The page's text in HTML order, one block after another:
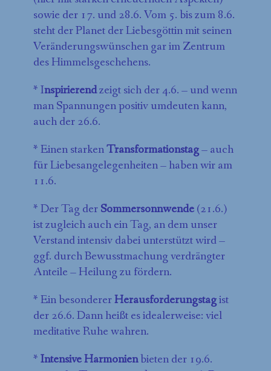
sowie der 17. und 28.6. Vom 5. bis zum 8.6.
steht der Planet der Liebesgöttin mit seinen
Veränderungswünschen gar im Zentrum
des Himmelsgeschehens.
* Inspirierendzeigt sich der 4.6. – und wenn
man Spannungen positiv umdeuten kann,
auch der 26.6.
* Einen starkenTransformationstag– auch
für Liebesangelegenheiten – haben wir am
11.6.
* Der Tag derSommersonnwende(21.6.)
ist zugleich auch ein Tag, an dem unser
Verstand intensiv dabei unterstützt wird –
ggf. durch Bewusstmachung verdrängter
Anteile – Heilung zu fördern.
* Ein besondererHerausforderungstagist
der 26.6. Dann heißt es idealerweise: viel
meditative Ruhe wahren.
*Intensive Harmonienbieten der 19.6.